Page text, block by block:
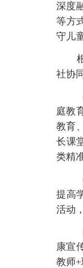
深度
等方
守儿
社协
庭教
教育
长课
类精
提高
活动
康宣
教师+